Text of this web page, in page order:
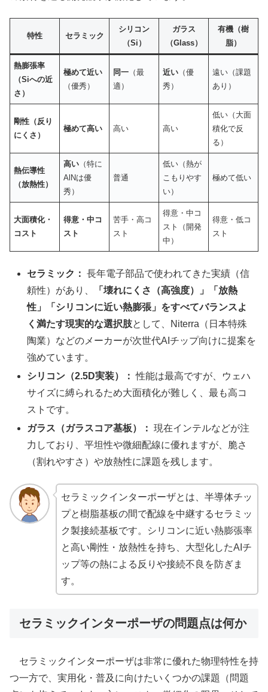
特性 セラミック
シリコン
（Si）
ガラス
（Glass）
有機（樹
脂）
熱膨張率
（Siへの近
さ）
極めて近い
（優秀）
同一 （最
適）
近い （優
秀）
遠い（課題
あり）
剛性（反り
にくさ）
極めて高い 高い 高い
低い（大面
積化で反
る）
熱伝導性
（放熱性）
高い （特に
AlNは優
秀）
普通
低い（熱が
こもりやす
い）
極めて低い
大面積化・
コスト
得意・中コ
スト
苦手・高コ
スト
得意・中コ
スト（開発
中）
得意・低コ
スト
セラミック： 長年電子部品で使われてきた実績（信
頼性）があり、
「壊れにくさ（高強度）」「放熱
性」「シリコンに近い熱膨張」をすべてバランスよ
く満たす現実的な選択肢として、Niterra（日本特殊
陶業）などのメーカーが次世代AIチップ向けに提案を
強めています。
シリコン（2.5D実装）： 性能は最高ですが、ウェハ
サイズに縛られるため大面積化が難しく、最も高コ
ストです。
ガラス（ガラスコア基板）： 現在インテルなどが注
力しており、平坦性や微細配線に優れますが、脆さ
（割れやすさ）や放熱性に課題を残します。
セラミックインターポーザとは、半導体チッ
プと樹脂基板の間で配線を中継するセラミッ
ク製接続基板です。シリコンに近い熱膨張率
と高い剛性・放熱性を持ち、大型化したAIチ
ップ等の熱による反りや接続不良を防ぎま
す。
セラミックインターポーザの問題点は何か
セラミックインターポーザは非常に優れた物理特性を持
つ一方で、実用化・普及に向けたいくつかの課題（問題